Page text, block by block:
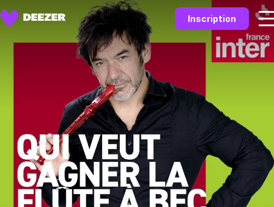
Inscription